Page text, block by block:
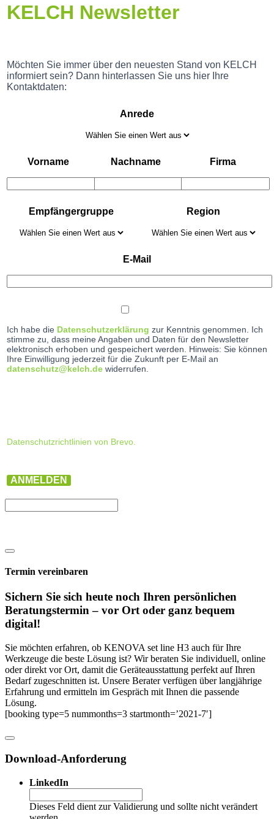
KELCH Newsletter
Möchten Sie immer über den neuesten Stand von KELCH
informiert sein? Dann hinterlassen Sie uns hier Ihre
Kontaktdaten:
Anrede
Vorname Nachname Firma
Empfängergruppe Region
E-Mail
Ich habe die Datenschutzerklärung zur Kenntnis genommen. Ich
stimme zu, dass meine Angaben und Daten für den Newsletter
elektronisch erhoben und gespeichert werden. Hinweis: Sie können
Ihre Einwilligung jederzeit für die Zukunft per E-Mail an
datenschutz@kelch.de widerrufen.
Datenschutzrichtlinien von Brevo.
ANMELDEN
Termin vereinbaren
Sichern Sie sich heute noch Ihren persönlichen
Beratungs­termin – vor Ort oder ganz bequem
digital!
Sie möchten erfahren, ob KENOVA set line H3 auch für Ihre
Werkzeuge die beste Lösung ist? Wir beraten Sie individuell, online
oder direkt vor Ort, damit die Geräteausstattung perfekt auf Ihren
Bedarf zugeschnitten ist. Unsere Berater verfügen über langjährige
Erfahrung und ermitteln im Gespräch mit Ihnen die passende
Lösung.
[booking type=5 nummonths=3 startmonth=’2021-7′]
Download-Anforderung
LinkedIn
Dieses Feld dient zur Validierung und sollte nicht verändert